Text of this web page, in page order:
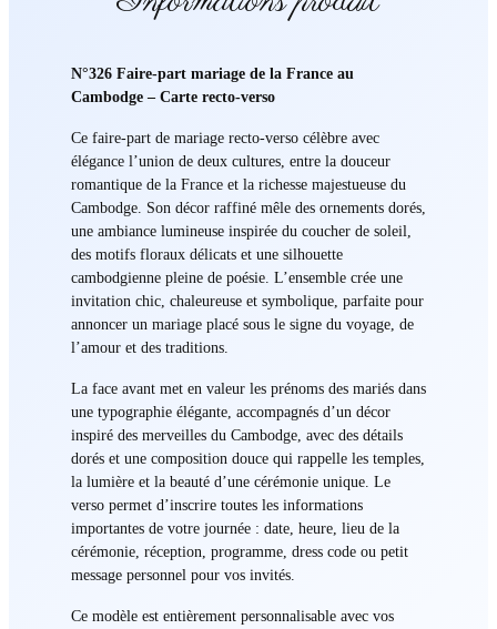
N°326 Faire-part mariage de la France au
Cambodge – Carte recto-verso
Ce faire-part de mariage recto-verso célèbre avec
élégance l’union de deux cultures, entre la douceur
romantique de la France et la richesse majestueuse du
Cambodge. Son décor raffiné mêle des ornements dorés,
une ambiance lumineuse inspirée du coucher de soleil,
des motifs floraux délicats et une silhouette
cambodgienne pleine de poésie. L’ensemble crée une
invitation chic, chaleureuse et symbolique, parfaite pour
annoncer un mariage placé sous le signe du voyage, de
l’amour et des traditions.
La face avant met en valeur les prénoms des mariés dans
une typographie élégante, accompagnés d’un décor
inspiré des merveilles du Cambodge, avec des détails
dorés et une composition douce qui rappelle les temples,
la lumière et la beauté d’une cérémonie unique. Le
verso permet d’inscrire toutes les informations
importantes de votre journée : date, heure, lieu de la
cérémonie, réception, programme, dress code ou petit
message personnel pour vos invités.
Ce modèle est entièrement personnalisable avec vos